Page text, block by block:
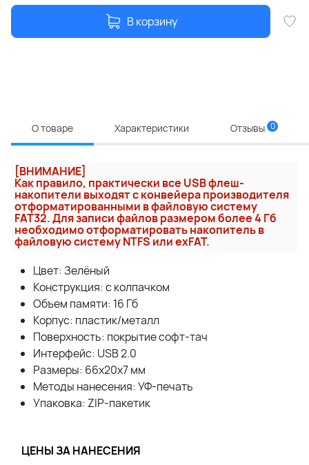
В корзину
О товаре Характеристики Отзывы 0
[ВНИМАНИЕ]
Как правило, практически все USB флеш-
накопители выходят с конвейера производителя
отформатированными в файловую систему
FAT32. Для записи файлов размером более 4 Гб
необходимо отформатировать накопитель в
файловую систему NTFS или exFAT.
Цвет: Зелёный
Конcтрукция: с колпачком
Объем памяти: 16 Гб
Корпус: пластик/металл
Поверхность: покрытие софт-тач
Интерфейс: USB 2.0
Размеры: 66x20x7 мм
Методы нанесения: УФ-печать
Упаковка: ZIP-пакетик
ЦЕНЫ ЗА НАНЕСЕНИЯ